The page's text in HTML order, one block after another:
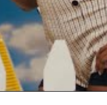
: un gamin
pour réaliser son